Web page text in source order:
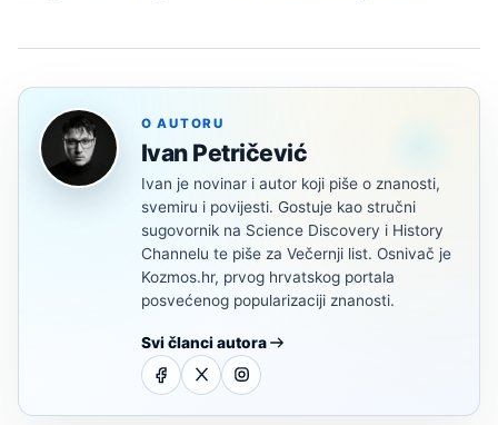
O AUTORU
Ivan Petričević
Ivan je novinar i autor koji piše o znanosti,
svemiru i povijesti. Gostuje kao stručni
sugovornik na Science Discovery i History
Channelu te piše za Večernji list. Osnivač je
Kozmos.hr, prvog hrvatskog portala
posvećenog popularizaciji znanosti.
Svi članci autora